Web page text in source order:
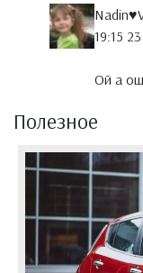
19:15
Ой а
Полезное